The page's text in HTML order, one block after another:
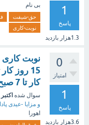
1
پاسخ
1.3هزار بازدید
بی نام
حق-شیفت
نوبت-کاری
0
امتیاز
1
پاسخ
3.6هزار بازدید
نوبت
کار تا 7 صبح
سوال شده اکتبر 15, 2020
و مزایا -عیدی
اهورا